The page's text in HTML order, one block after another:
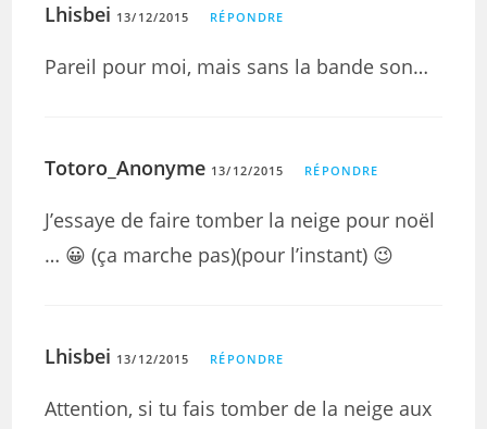
Lhisbei 13/12/2015 RÉPONDRE
Pareil pour moi, mais sans la bande son…
Totoro_Anonyme 13/12/2015 RÉPONDRE
J’essaye de faire tomber la neige pour noël
… 😀 (ça marche pas)(pour l’instant) 😉
Lhisbei 13/12/2015 RÉPONDRE
Attention, si tu fais tomber de la neige aux